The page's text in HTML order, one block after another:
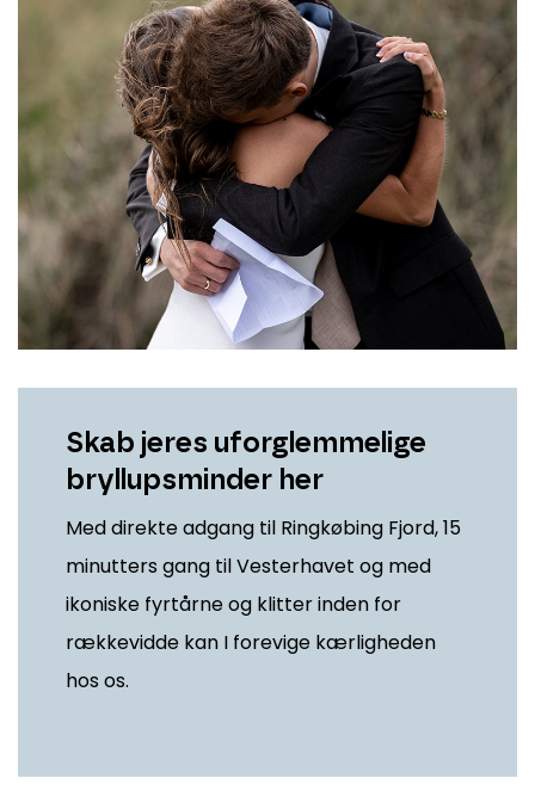
Skab jeres uforglemmelige
bryllupsminder her
Med direkte adgang til Ringkøbing Fjord, 15
minutters gang til Vesterhavet og med
ikoniske fyrtårne og klitter inden for
rækkevidde kan I forevige kærligheden
hos os.